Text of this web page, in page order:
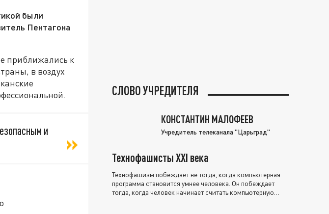
были
Пентагона
приближались к
в воздух
и
СЛОВО УЧРЕДИТЕЛЯ
КОНСТАНТИН МАЛОФЕЕВ
Учредитель телеканала "Царьград"
Технофашисты XXI века
Технофашизм побеждает не тогда, когда компьютерная
программа становится умнее человека. Он побеждает
тогда, когда человек начинает считать компьютерную